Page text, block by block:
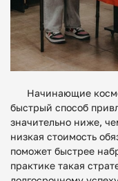
Начинающие
быстрый способ
значительно ниже,
низкая стоимость
поможет быстрее
практике такая